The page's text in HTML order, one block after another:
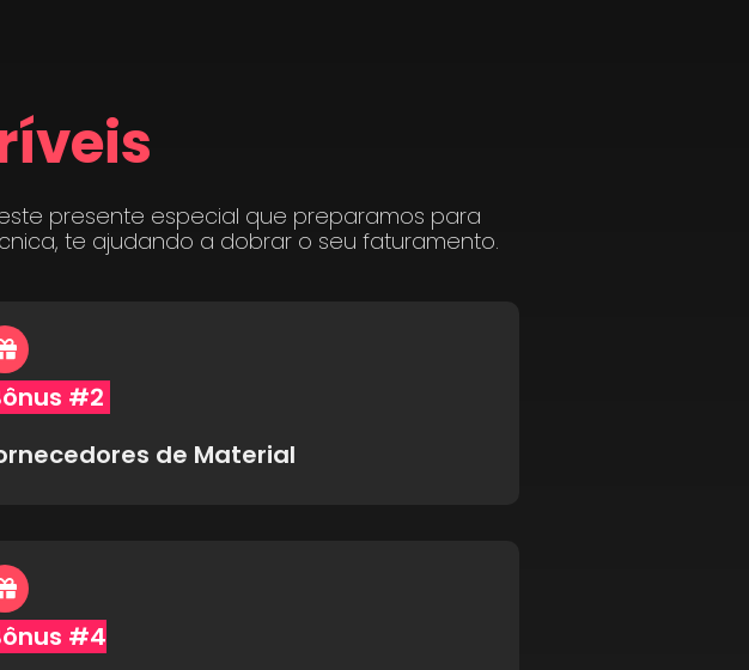
presente especial que preparamos para
te ajudando a dobrar o seu faturamento.
#2
de Material
#4